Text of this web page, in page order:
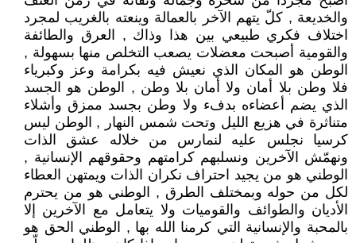
والخديعة , كلّ يتهم الآخر بالعمالة وينعته بالغريب لمجرد
اختلاف فكري طبيعي بين هذا وذاك , العرق والطائفة
والقومية أصبحت معضلات يصعب التخلص منها بسهولة ,
الوطن هو المكان الذي نعيش فيه بكرامة وعز وكبرياء
فلا وطن بلا أمان ولا أمان بلا وطن , الوطن هو الجسد
الذي يضم أعضاءه بدفء ولا وطن بجسد ممزق وأشلاء
متناثرة في هزيع الليل وتحت شمس النهار , الوطن ليس
كرسيا نجلس عليه لنمارس من خلاله عشق الذات
ونهمّش الآخرين ونسلبهم كرامتهم وحقوقهم الإنسانية ,
الوطني هو من يجيد احتراف نكران الذات ويمتهن العطاء
لكل من حوله وبمختلف الطرق , الوطني هو من يحترم
الأديان والطوائف والقوميات ولا يتعامل مع الآخرين إلا
بالمحبة والإنسانية التي كرمنا الله بها , الوطني الحق هو